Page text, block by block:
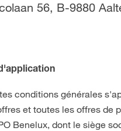
nous?
56, B-9880
conditions générales
et toutes les offres de
Benelux, dont le siège